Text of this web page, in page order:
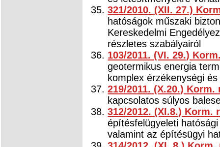
321/2010. (XII. 27.)
hatóságok műszaki
Kereskedelmi
részletes szabályairól
103/2011. (VI. 29.)
geotermikus energia
komplex érzékenységi
219/2011. (X.20.) Korm.
kapcsolatos súlyos
312/2012. (XI.8.) Korm.
építésfelügyeleti
valamint az építésügyi